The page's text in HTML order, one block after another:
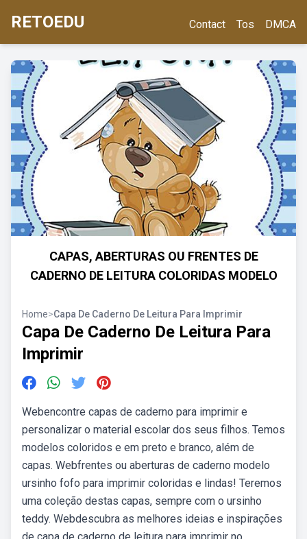
RETOEDU Contact Tos DMCA
CAPAS, ABERTURAS OU FRENTES DE
CADERNO DE LEITURA COLORIDAS MODELO
Home>Capa De Caderno De Leitura Para Imprimir
Capa De Caderno De Leitura Para
Imprimir
Webencontre capas de caderno para imprimir e
personalizar o material escolar dos seus filhos. Temos
modelos coloridos e em preto e branco, além de
capas. Webfrentes ou aberturas de caderno modelo
ursinho fofo para imprimir coloridas e lindas! Teremos
uma coleção destas capas, sempre com o ursinho
teddy. Webdescubra as melhores ideias e inspirações